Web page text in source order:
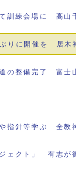
訓練会場に 高山
りに開催を 居木
の整備完了 富士
指針等学ぶ 全教
ジェクト」 有志